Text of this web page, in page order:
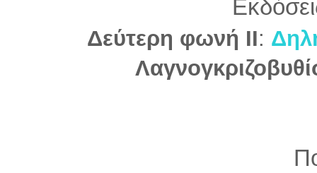
Δεύτερη φωνή II: